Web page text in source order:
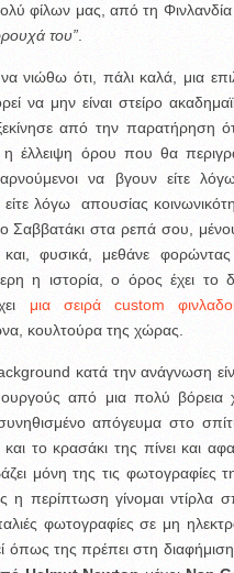
φίλων μας, από τη Φινλανδία
του”.
νιώθω ότι, πάλι καλά, μια
να μην είναι στείρο
από την παρατήρηση
η έλλειψη όρου που θα
να βγουν είτε
λόγω απουσίας
Σαββατάκι στα ρεπά σου,
και, φυσικά, μεθάνε
η ιστορία, ο όρος έχει το
μια σειρά custom
κουλτούρα της χώρας.
κατά την ανάγνωση
από μια πολύ
απόγευμα στο
το κρασάκι της πίνει και
μόνη της τις φωτογραφίες
περίπτωση γίνομαι ντίρλα
φωτογραφίες σε μη
όπως της πρέπει στη